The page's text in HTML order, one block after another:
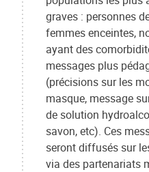
graves : personnes
femmes enceintes,
ayant des
messages plus
(précisions sur les
masque, message
de solution
savon, etc). Ces
seront diffusés sur
via des partenariats